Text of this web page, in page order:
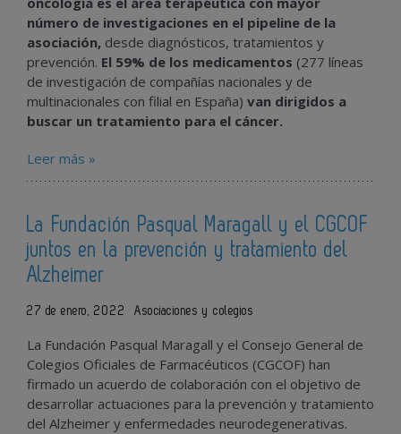
número de investigaciones en el pipeline de la
asociación, desde diagnósticos, tratamientos y
prevención. El 59% de los medicamentos (277 líneas
de investigación de compañías nacionales y de
multinacionales con filial en España) van dirigidos a
buscar un tratamiento para el cáncer.
Leer más »
La Fundación Pasqual Maragall y el CGCOF
juntos en la prevención y tratamiento del
Alzheimer
27 de enero, 2022 Asociaciones y colegios
La Fundación Pasqual Maragall y el Consejo General de
Colegios Oficiales de Farmacéuticos (CGCOF) han
firmado un acuerdo de colaboración con el objetivo de
desarrollar actuaciones para la prevención y tratamiento
del Alzheimer y enfermedades neurodegenerativas.